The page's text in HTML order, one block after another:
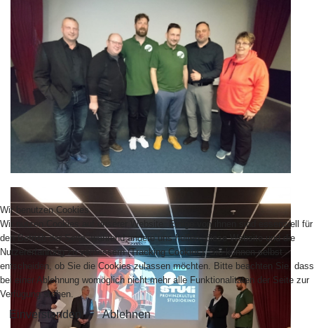
Wir benutzen Cookies
Wir nutzen Cookies auf unserer Website. Einige von ihnen sind essenziell für
den Betrieb der Seite, während andere uns helfen, diese Website und die
Nutzererfahrung zu verbessern (Tracking Cookies). Sie können selbst
entscheiden, ob Sie die Cookies zulassen möchten. Bitte beachten Sie, dass
bei einer Ablehnung womöglich nicht mehr alle Funktionalitäten der Seite zur
Verfügung stehen.
Einverstanden Ablehnen